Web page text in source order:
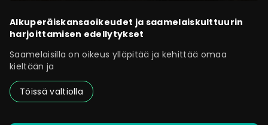
Alkuperäiskansaoikeudet ja saamelaiskulttuurin
harjoittamisen edellytykset
Saamelaisilla on oikeus ylläpitää ja kehittää omaa
kieltään ja
Töissä valtiolla